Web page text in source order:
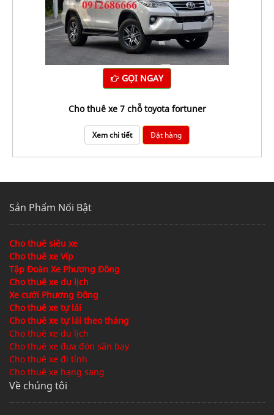
GỌI NGAY
Cho thuê xe 7 chỗ toyota fortuner
Xem chi tiết Đặt hàng
Sản Phẩm Nổi Bật
Cho thuê siêu xe
Cho thuê xe Víp
Tập Đoàn Xe Phương Đông
Cho thuê xe du lịch
Xe cưới Phương Đông
Cho thuê xe tự lái
Cho thuê xe tự lái theo tháng
Cho thuê xe du lịch
Cho thuê xe đưa đón sân bay
Cho thuê xe đi tỉnh
Cho thuê xe hạng sang
Về chúng tôi